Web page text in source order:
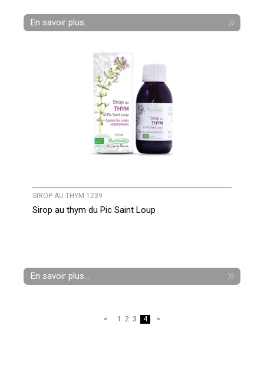
En savoir plus...
SIROP AU THYM 1239
Sirop au thym du Pic Saint Loup
En savoir plus...
1 2 3 4